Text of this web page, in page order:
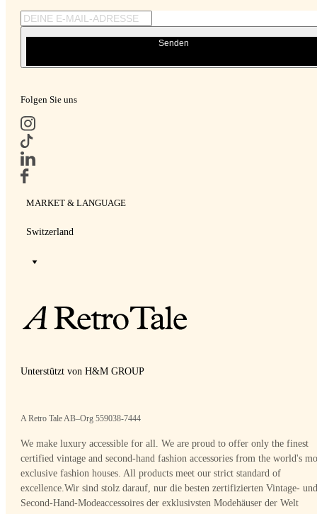
Senden
Folgen Sie uns
MARKET & LANGUAGE
Switzerland
Unterstützt von H&M GROUP
A Retro Tale AB–Org 559038-7444
We make luxury accessible for all. We are proud to offer only the finest
certified vintage and second-hand fashion accessories from the world's
exclusive fashion houses. All products meet our strict standard of
excellence.Wir sind stolz darauf, nur die besten zertifizierten Vintage- und
Second-Hand-Modeaccessoires der exklusivsten Modehäuser der Welt